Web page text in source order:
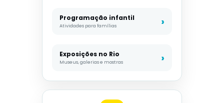
Programação infantil
Atividades para famílias
Exposições no Rio
Museus, galerias e mostras